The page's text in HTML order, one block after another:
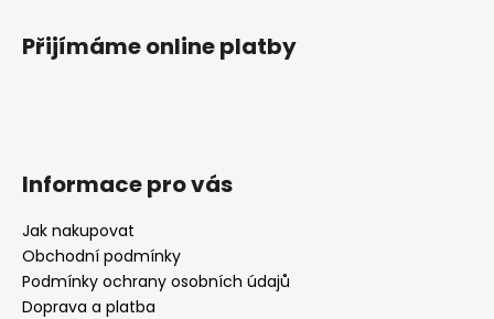
Přijímáme online platby
Informace pro vás
Jak nakupovat
Obchodní podmínky
Podmínky ochrany osobních údajů
Doprava a platba